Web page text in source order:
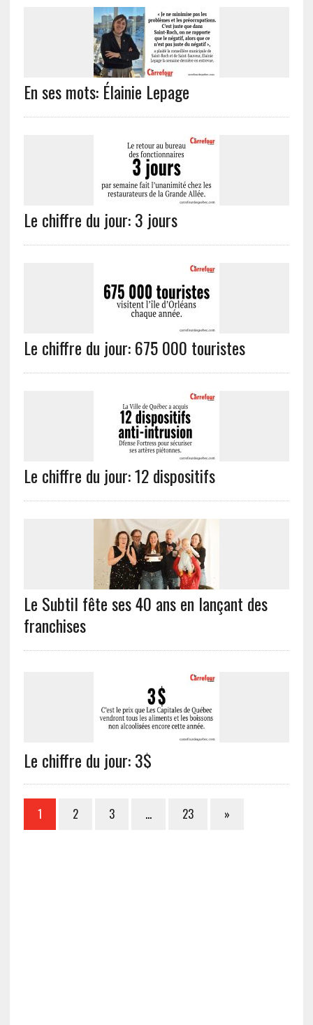
En ses mots: Élainie Lepage
Le chiffre du jour: 3 jours
Le chiffre du jour: 675 000 touristes
Le chiffre du jour: 12 dispositifs
Le Subtil fête ses 40 ans en lançant des
franchises
Le chiffre du jour: 3$
1 2 3 … 23 »